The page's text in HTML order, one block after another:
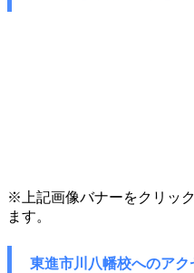
※上記画像バナーをクリッ
ます。
東進市川八幡校へのアク